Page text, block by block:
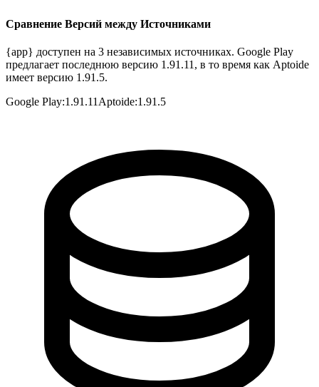
Сравнение Версий между Источниками
{app} доступен на 3 независимых источниках. Google Play
предлагает последнюю версию 1.91.11, в то время как Aptoide
имеет версию 1.91.5.
Google Play:1.91.11 Aptoide:1.91.5